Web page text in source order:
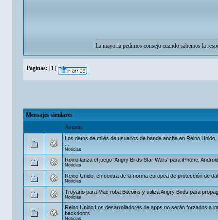
La mayoria pedimos consejo cuando sabemos la
Páginas: [1]
Mensajes similares
Asunto
Los datos de miles de usuarios de banda ancha en Reino
...
Noticias
Rovio lanza el juego 'Angry Birds Star Wars' para iPhone,
Noticias
Reino Unido, en contra de la norma europea de protección de
Noticias
Troyano para Mac roba Bitcoins y utiliza Angry Birds para
Noticias
Reino Unido:Los desarrolladores de apps no serán forzados a
backdoors
Noticias